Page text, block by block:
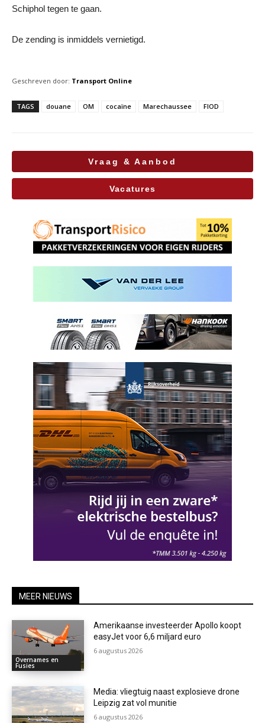
Schiphol tegen te gaan.
De zending is inmiddels vernietigd.
Geschreven door: Transport Online
TAGS douane OM cocaïne Marechaussee FIOD
Vraag & Aanbod
Vacatures
MEER NIEUWS
Overnames en
Fusies
Amerikaanse investeerder Apollo koopt
easyJet voor 6,6 miljard euro
6 augustus 2026
Media: vliegtuig naast explosieve drone
Leipzig zat vol munitie
6 augustus 2026